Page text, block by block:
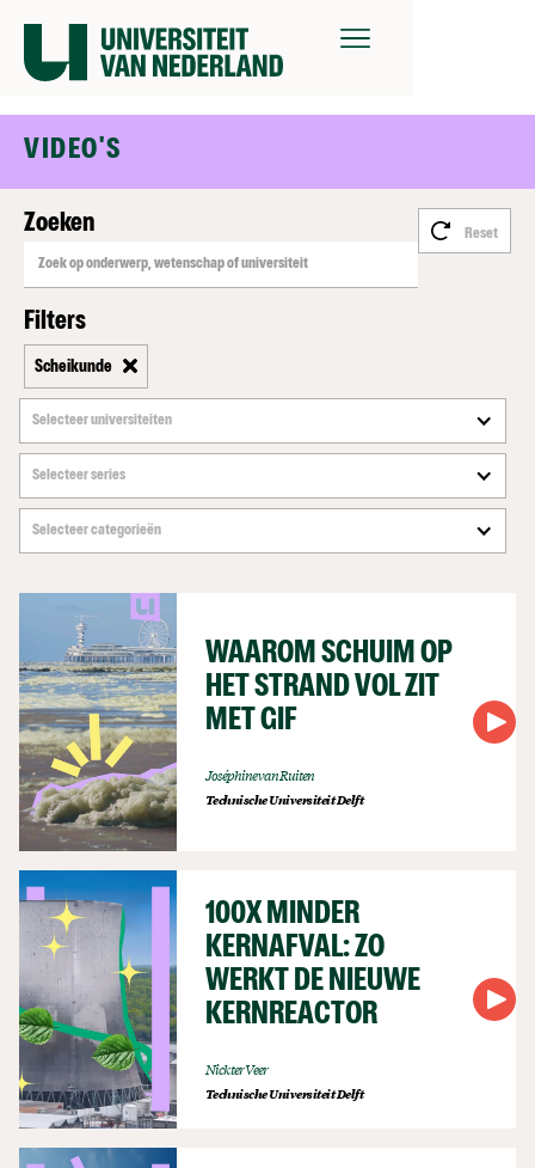
VIDEO'S
Reset
Zoeken
Filters
Scheikunde
Selecteer universiteiten
Selecteer series
Selecteer categorieën
WAAROM SCHUIM OP
HET STRAND VOL ZIT
MET GIF
Joséphine van Ruiten
Technische Universiteit Delft
100X MINDER
KERNAFVAL: ZO
WERKT DE NIEUWE
KERNREACTOR
Nick ter Veer
Technische Universiteit Delft